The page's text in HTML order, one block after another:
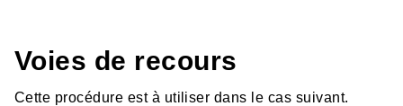
Voies de recours
Cette procédure est à utiliser dans le cas suivant.